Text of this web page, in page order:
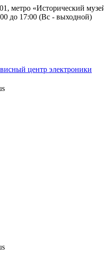
метро «Исторический
до 17:00 (Вс - выходной)
центр электроники